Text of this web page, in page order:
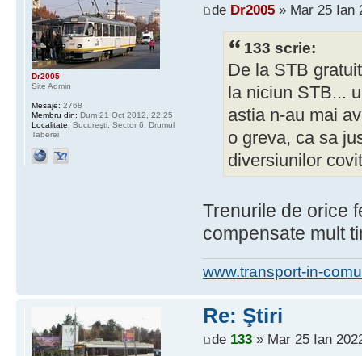
de Dr2005» Mar 25 Ian
133 scrie:
De la STB
la niciun STB...
astia n-au mai
o greva, ca sa
diversiunilor
Trenurile de orice
compensate mult
www.transport-in-
Dr2005
Site Admin
Mesaje: 2768
Membru din: Dum 21 Oct 2012, 22:25
Localitate: Bucureşti, Sector 6, Drumul
Taberei
Re: Ştiri
de 133» Mar 25 Ian